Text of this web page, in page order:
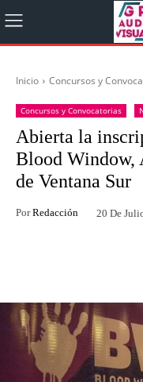
Inicio Concursos y
Concursos y Convocatorias
Abierta la
Blood Window,
de Ventana Sur
Por Redacción 20 De